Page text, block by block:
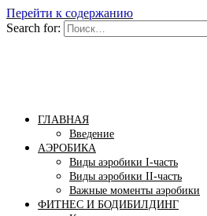
Перейти к содержанию
Search for:
ГЛАВНАЯ
Введение
АЭРОБИКА
Виды аэробики І-часть
Виды аэробики ІІ-часть
Важные моменты аэробики
ФИТНЕС И БОДИБИЛДИНГ